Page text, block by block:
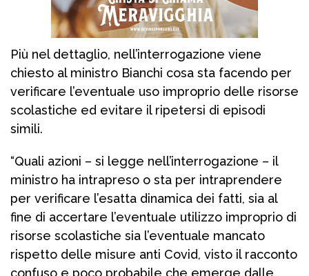
Più nel dettaglio, nell’interrogazione viene
chiesto al ministro Bianchi cosa sta facendo per
verificare l’eventuale uso improprio delle risorse
scolastiche ed evitare il ripetersi di episodi
simili.
“Quali azioni – si legge nell’interrogazione – il
ministro ha intrapreso o sta per intraprendere
per verificare l’esatta dinamica dei fatti, sia al
fine di accertare l’eventuale utilizzo improprio di
risorse scolastiche sia l’eventuale mancato
rispetto delle misure anti Covid, visto il racconto
confuso e poco probabile che emerge dalle